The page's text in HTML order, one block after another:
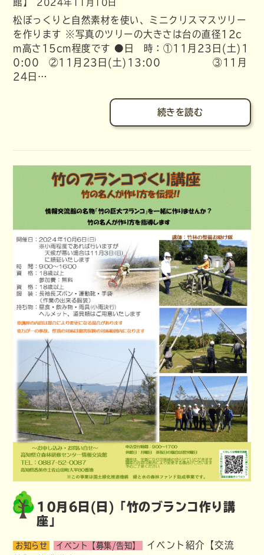
2024年11月10日
松ぼっくりと自然素材を使い、ミニクリスマスツリー
を作ります ※写真のツリーの大きさは台の直径12c
m高さ15cm程度です ●日 時：①11月23日(土)1
0:00 ②11月23日(土)13:00 ③11月
24日…
続きを読む
10月6日(日)「竹のブランコ作り講
座」
お知らせ イベント【募集/告知】
イベント紹介【交流